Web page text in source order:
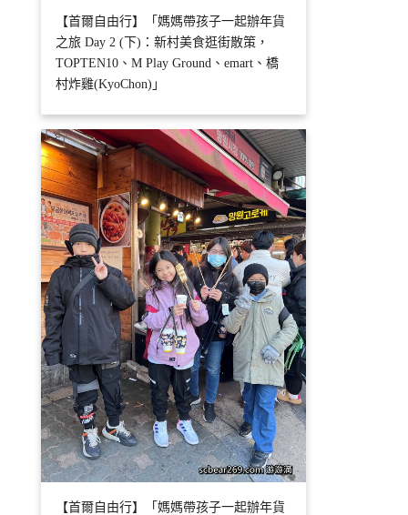
【首爾自由行】「媽媽帶孩子一起辦年貨
之旅 Day 2 (下)：新村美食逛街散策，
TOPTEN10、M Play Ground、emart、橋
村炸雞(KyoChon)」
【首爾自由行】「媽媽帶孩子一起辦年貨